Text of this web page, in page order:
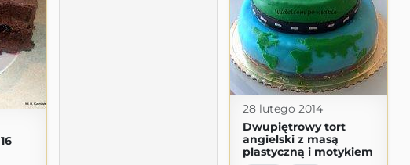
28 lutego 2014
Dwupiętrowy tort
angielski z masą
plastyczną i motykiem